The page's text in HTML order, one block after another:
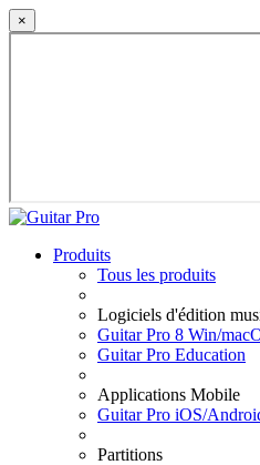
×
Produits
Tous les produits
Logiciels d'édition
Guitar Pro 8 Win/
Guitar Pro Education
Applications Mobile
Guitar Pro iOS/
Partitions